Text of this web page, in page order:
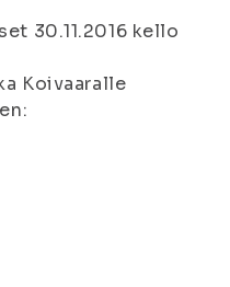
30.11.2016 kello
Koivaaralle